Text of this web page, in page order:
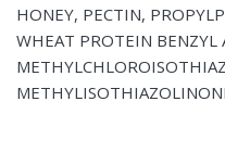
HONEY, PECTIN,
WHEAT PROTEIN BENZYL